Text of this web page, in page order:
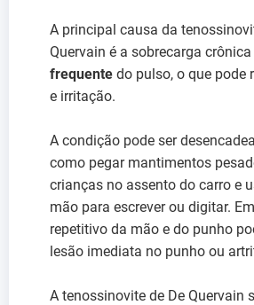
A principal causa da
Quervain é a sobrecarga crônica
frequente do pulso, o que pode
e irritação.
A condição pode ser
como pegar mantimentos
crianças no assento do carro e
mão para escrever ou digitar.
repetitivo da mão e do punho
lesão imediata no punho ou
A tenossinovite de De Quervain